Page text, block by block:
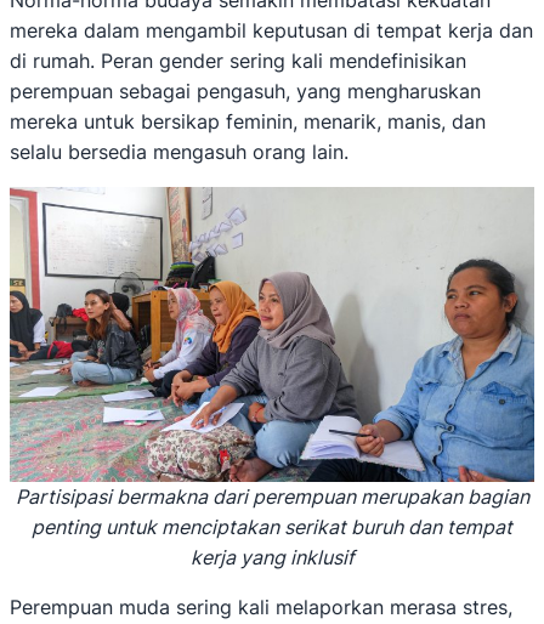
mereka dalam mengambil keputusan di tempat kerja dan
di rumah. Peran gender sering kali mendefinisikan
perempuan sebagai pengasuh, yang mengharuskan
mereka untuk bersikap feminin, menarik, manis, dan
selalu bersedia mengasuh orang lain.
Partisipasi bermakna dari perempuan merupakan bagian
penting untuk menciptakan serikat buruh dan tempat
kerja yang inklusif
Perempuan muda sering kali melaporkan merasa stres,